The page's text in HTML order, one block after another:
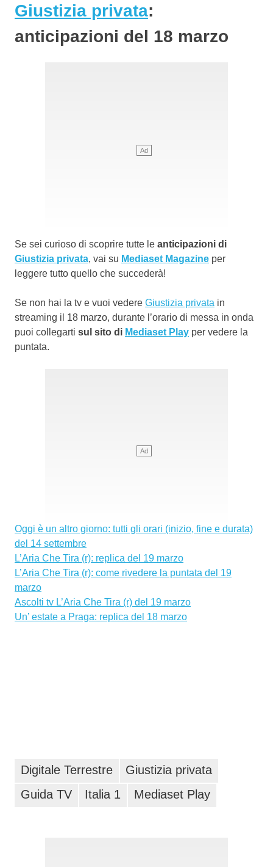
Giustizia privata:
anticipazioni del 18 marzo
Se sei curioso di scoprire tutte le anticipazioni di
Giustizia privata, vai su Mediaset Magazine per
leggere tutto quello che succederà!
Se non hai la tv e vuoi vedere Giustizia privata in
streaming il 18 marzo, durante l’orario di messa in onda
puoi collegarti sul sito di Mediaset Play per vedere la
puntata.
Oggi è un altro giorno: tutti gli orari (inizio, fine e durata)
del 14 settembre
L’Aria Che Tira (r): replica del 19 marzo
L’Aria Che Tira (r): come rivedere la puntata del 19
marzo
Ascolti tv L’Aria Che Tira (r) del 19 marzo
Un’ estate a Praga: replica del 18 marzo
Digitale Terrestre
Giustizia privata
Guida TV
Italia 1 Mediaset Play